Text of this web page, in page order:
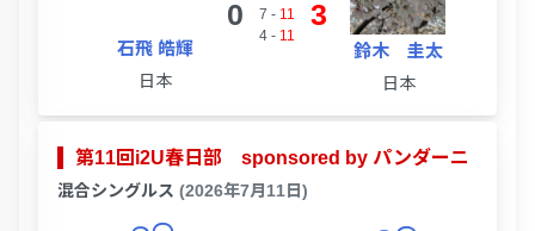
石飛 皓輝
日本
0
7 - 11
4- 11
3
鈴木 圭太
日本
第11回i2U春日部 sponsored by パンダーニ
混合シングルス (2026年7月11日)